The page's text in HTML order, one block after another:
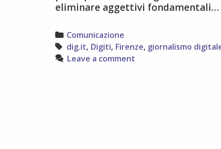
eliminare aggettivi
Categories
Comunicazione
Tags
dig.it, Digiti, Firenze, giornalismo
Leave a comment